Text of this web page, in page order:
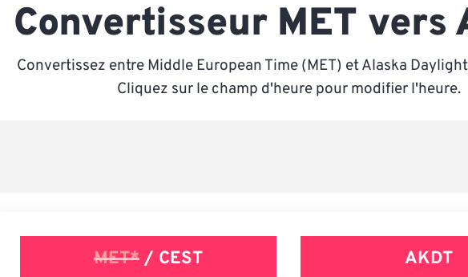
Convertisseur MET vers
Convertissez entre Middle European Time (MET) et Alaska
Cliquez sur le champ d'heure pour modifier l'heure.
MET* / CEST AKDT